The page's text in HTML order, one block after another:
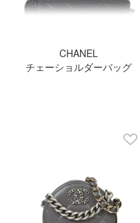
CHANEL
チェーショルダーバッグ